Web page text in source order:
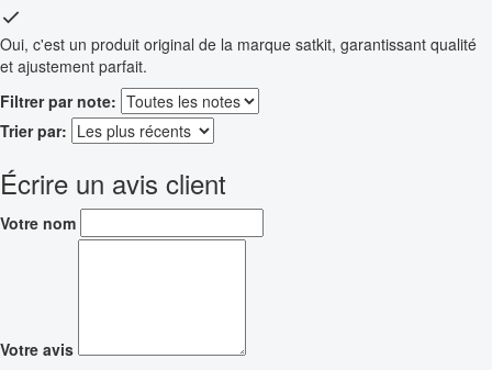
Oui, c'est un produit original de la marque satkit, garantissant qualité
et ajustement parfait.
Filtrer par note:
Trier par:
Écrire un avis client
Votre nom
Votre avis